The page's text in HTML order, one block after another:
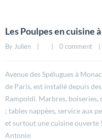
Les Poulpes en cuisine
By Julien 0 comment
Avenue des Spélugues à
de Paris, est installé depuis
Rampoldi. Marbres, boiseries,
; tables nappées, service aux
et surtout une cuisine ouverte
Antonio